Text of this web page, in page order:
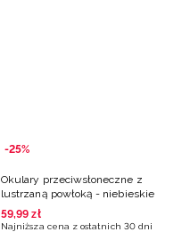
-25%
Okulary przeciwsłoneczne z
lustrzaną powłoką - niebieskie
59,99 zł
Najniższa cena z ostatnich 30 dni